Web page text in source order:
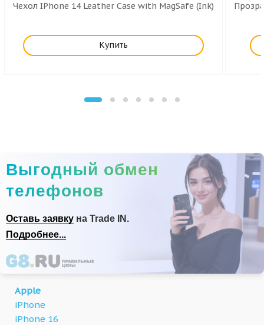
Чехол IPhone 14 Leather Case with MagSafe (Ink)
Купить
Выгодный обмен
телефонов
Оставь заявку на Trade IN.
Подробнее...
Apple
iPhone
iPhone 16